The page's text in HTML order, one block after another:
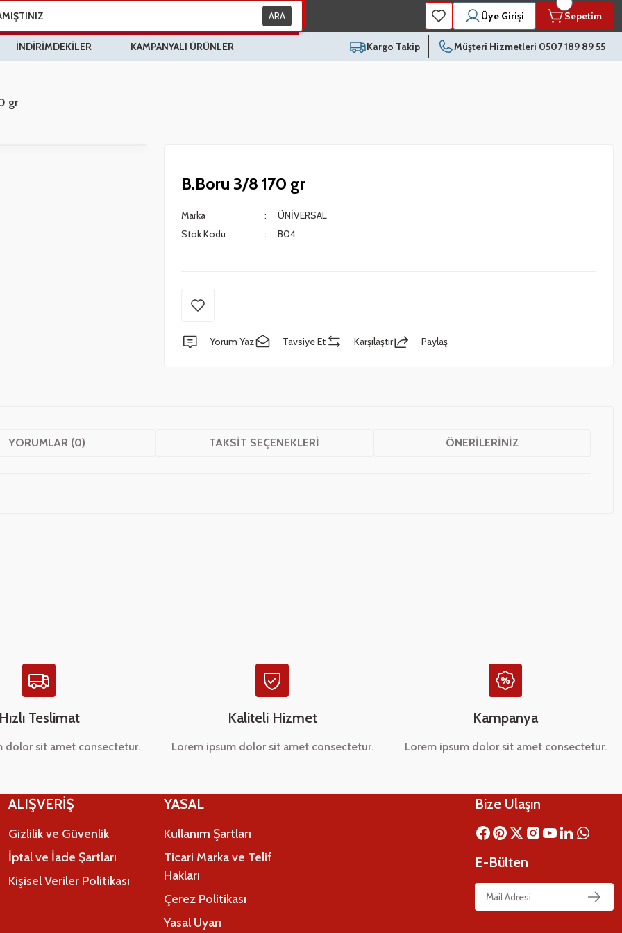
ARA Üye Girişi Sepetim
İNDİRİMDEKİLER KAMPANYALI ÜRÜNLER Kargo Takip Müşteri Hizmetleri 0507 189 89 55
gr
B.Boru 3/8 170 gr
Marka
ÜNİVERSAL
Stok Kodu
B04
Yorum Yaz Tavsiye Et Karşılaştır Paylaş
YORUMLAR (0) TAKSIT SEÇENEKLERI ÖNERILERINIZ
Hızlı Teslimat
dolor sit amet consectetur.
Kaliteli Hizmet
Lorem ipsum dolor sit amet consectetur.
Kampanya
Lorem ipsum dolor sit amet consectetur.
ALIŞVERİŞ
Gizlilik ve Güvenlik
İptal ve İade Şartları
Kişisel Veriler Politikası
YASAL
Kullanım Şartları
Ticari Marka ve Telif
Hakları
Çerez Politikası
Yasal Uyarı
Bize Ulaşın
E-Bülten